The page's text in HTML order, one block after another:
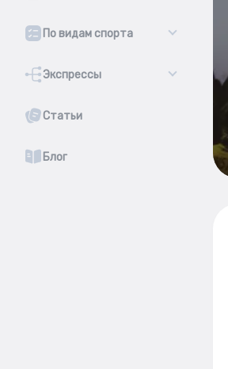
По видам спорта
Экспрессы
Статьи
Блог